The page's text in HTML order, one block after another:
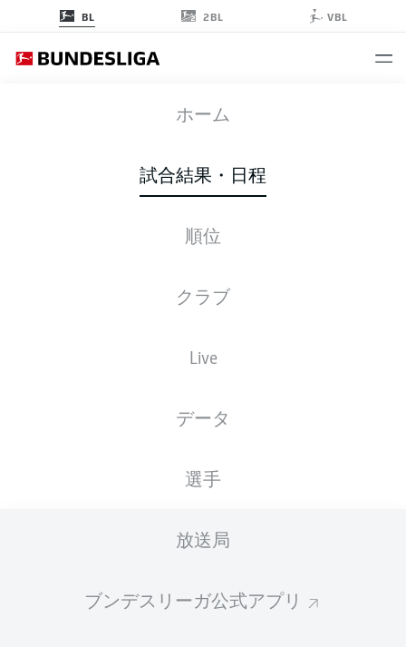
BL 2BL VBL
ホーム
試合結果・日程
順位
クラブ
Live
データ
選手
放送局
ブンデスリーガ公式アプリ
SCF BVB
スターティングメンバー